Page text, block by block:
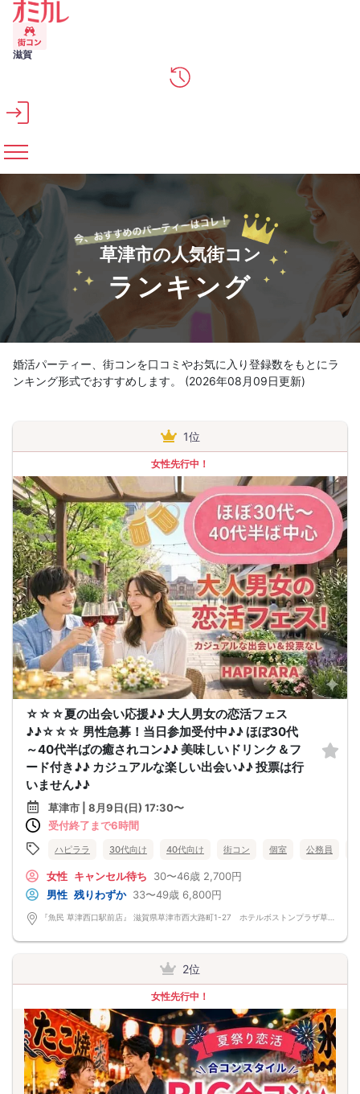
メインコンテンツへスキップ
滋賀
草津市の人気街コン
ランキング
婚活パーティー、街コンを口コミやお気に入り登録数をもとにラ
ンキング形式でおすすめします。 (2026年08月09日更新)
1位
女性先行中！
☆☆☆夏の出会い応援♪♪ 大人男女の恋活フェス
♪♪☆☆☆ 男性急募！当日参加受付中♪♪ ほぼ30代
～40代半ばの癒されコン♪♪ 美味しいドリンク＆フ
ード付き♪♪ カジュアルな楽しい出会い♪♪ 投票は行
いません♪♪
草津市 | 8月9日(日) 17:30〜
受付終了まで6時間
ハピララ 30代向け 40代向け 街コン 個室 公務員
女性 キャンセル待ち 30〜46歳 2,700円
男性 残りわずか 33〜49歳 6,800円
2位
女性先行中！